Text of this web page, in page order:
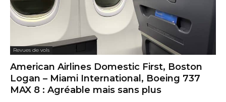
Revues de vols
American Airlines Domestic First, Boston
Logan – Miami International, Boeing 737
MAX 8 : Agréable mais sans plus